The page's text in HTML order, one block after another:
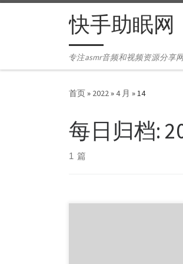
Skip to content快手助眠网
专注asmr音频和视频资源分享
首页» 2022»4 月 »14
每日归档:
1 篇